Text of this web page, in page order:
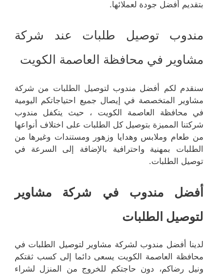
بتقديم أفضل جودة لعملائها.
مندوب توصيل طلبات عند شركة
مشاوير في محافظة العاصمة الكويت
سنقدم لكم أفضل مندوب لتوصيل الطلبات من شركة
مشاوير المتخصصة في إيصال جميع احتياجاتكم اليومية
في محافظة العاصمة الكويت ، حيث يتكفل مندوب
شركتنا المميزة بتوصيل كل الطلبات على اختلاف أنواعها
من طعام وملابس وهدايا وزهور ومستندات وغيرها من
الطلبات بمهنية واحترافية بالإضافة إلى السرعة في
توصيل الطلبات.
أفضل مندوب في شركة مشاوير
لتوصيل الطلبات
لدينا أفضل مندوب لشركة مشاوير لتوصيل الطلبات في
محافظة العاصمة الكويت يسعى دائما إلى كسب ثقتكم
ونيل رضاكم، دون حاجتكم للخروج من المنزل لشراء